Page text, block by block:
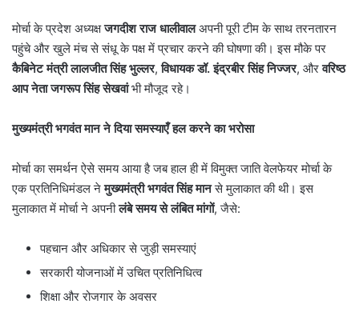
मोर्चा के प्रदेश अध्यक्षजगदीश राज धालीवालअपनी पूरी टीम के साथ तरनतारन
पहुंचे और खुले मंच से संधू के पक्ष में प्रचार करने की घोषणा की। इस मौके पर
कैबिनेट मंत्री लालजीत सिंह भुल्लर,विधायक डॉ. इंद्रबीर सिंह निज्जर, औरवरिष्ठ
आप नेता जगरूप सिंह सेखवांभी मौजूद रहे।
मुख्यमंत्री भगवंत मान ने दिया समस्याएँ हल करने का भरोसा
मोर्चा का समर्थन ऐसे समय आया है जब हाल ही में विमुक्त जाति वेलफेयर मोर्चा के
एक प्रतिनिधिमंडल नेमुख्यमंत्री भगवंत सिंह मानसे मुलाकात की थी। इस
मुलाकात में मोर्चा ने अपनीलंबे समय से लंबित मांगों, जैसे:
पहचान और अधिकार से जुड़ी समस्याएं
सरकारी योजनाओं में उचित प्रतिनिधित्व
शिक्षा और रोजगार के अवसर